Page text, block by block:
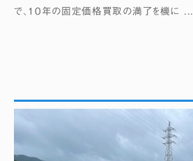
で、10年の固定価格買取の満了を機に ...